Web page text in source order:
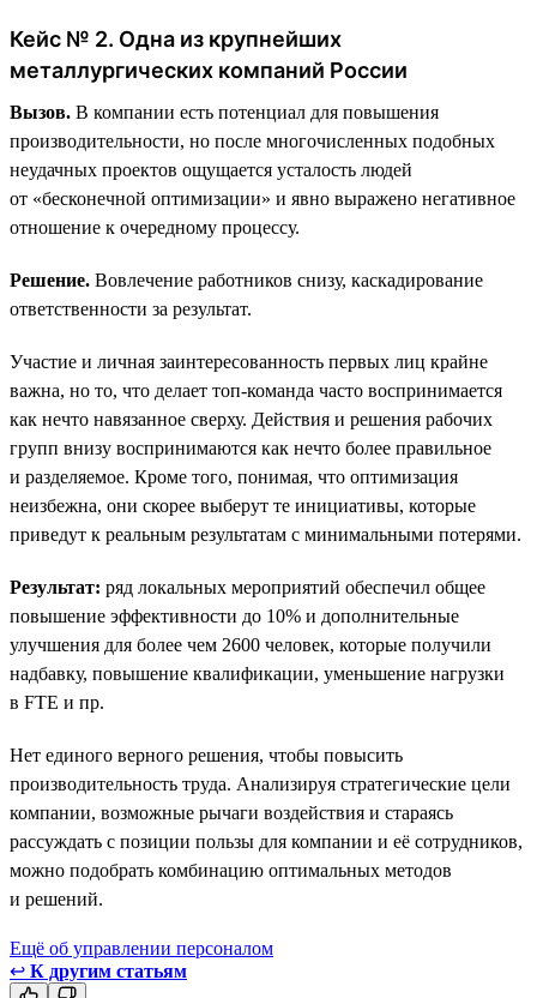
Кейс № 2. Одна из крупнейших
металлургических компаний России
Вызов. В компании есть потенциал для повышения
производительности, но после многочисленных подобных
неудачных проектов ощущается усталость людей
от «бесконечной оптимизации» и явно выражено негативное
отношение к очередному процессу.
Решение. Вовлечение работников снизу, каскадирование
ответственности за результат.
Участие и личная заинтересованность первых лиц крайне
важна, но то, что делает топ-команда часто воспринимается
как нечто навязанное сверху. Действия и решения рабочих
групп внизу воспринимаются как нечто более правильное
и разделяемое. Кроме того, понимая, что оптимизация
неизбежна, они скорее выберут те инициативы, которые
приведут к реальным результатам с минимальными потерями.
Результат: ряд локальных мероприятий обеспечил общее
повышение эффективности до 10% и дополнительные
улучшения для более чем 2600 человек, которые получили
надбавку, повышение квалификации, уменьшение нагрузки
в FTE и пр.
Нет единого верного решения, чтобы повысить
производительность труда. Анализируя стратегические цели
компании, возможные рычаги воздействия и стараясь
рассуждать с позиции пользы для компании и её сотрудников,
можно подобрать комбинацию оптимальных методов
и решений.
Ещё об управлении персоналом
↩ К другим статьям